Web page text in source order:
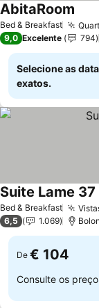
Bed & Breakfast
AbitaRoom
9,0 Excelente 794
Selecione as
exatos.
Bed & Breakfast
Suite Lame
6,5 1.069
De € 104
Consulte os